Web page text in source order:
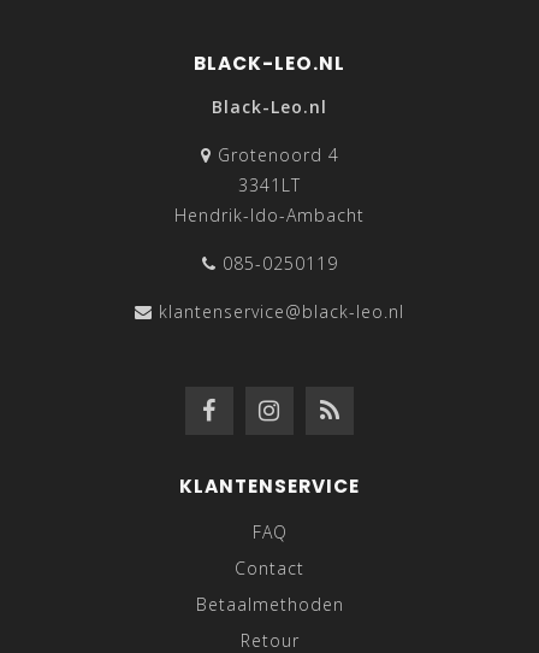
BLACK-LEO.NL
Black-Leo.nl
Grotenoord 4
3341LT
Hendrik-Ido-Ambacht
085-0250119
klantenservice@black-leo.nl
KLANTENSERVICE
FAQ
Contact
Betaalmethoden
Retour